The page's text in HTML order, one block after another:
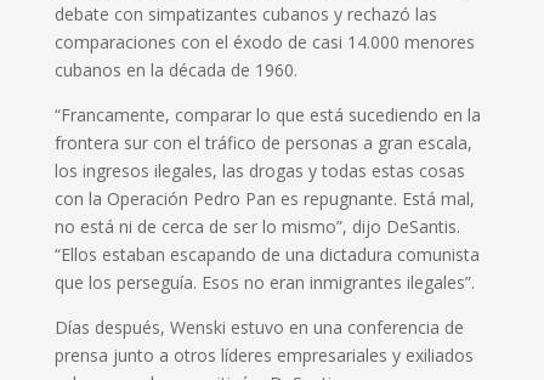
debate con simpatizantes cubanos y rechazó las
comparaciones con el éxodo de casi 14.000 menores
cubanos en la década de 1960.
“Francamente, comparar lo que está sucediendo en la
frontera sur con el tráfico de personas a gran escala,
los ingresos ilegales, las drogas y todas estas cosas
con la Operación Pedro Pan es repugnante. Está mal,
no está ni de cerca de ser lo mismo”, dijo DeSantis.
“Ellos estaban escapando de una dictadura comunista
que los perseguía. Esos no eran inmigrantes ilegales”.
Días después, Wenski estuvo en una conferencia de
prensa junto a otros líderes empresariales y exiliados